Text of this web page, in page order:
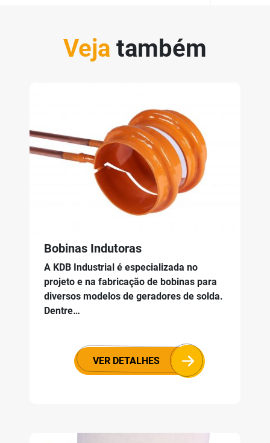
Veja também
Bobinas Indutoras
A KDB Industrial é especializada no
projeto e na fabricação de bobinas para
diversos modelos de geradores de solda.
Dentre…
VER DETALHES